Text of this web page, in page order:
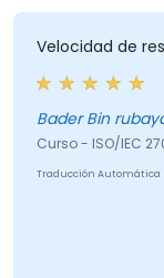
Velocidad de
Bader Bin
Curso - ISO/IEC
Traducción Automática